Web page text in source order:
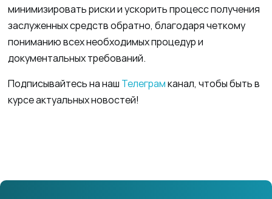
минимизировать риски и ускорить процесс получения
заслуженных средств обратно, благодаря четкому
пониманию всех необходимых процедур и
документальных требований.
Подписывайтесь на наш Телеграмканал, чтобы быть в
курсе актуальных новостей!